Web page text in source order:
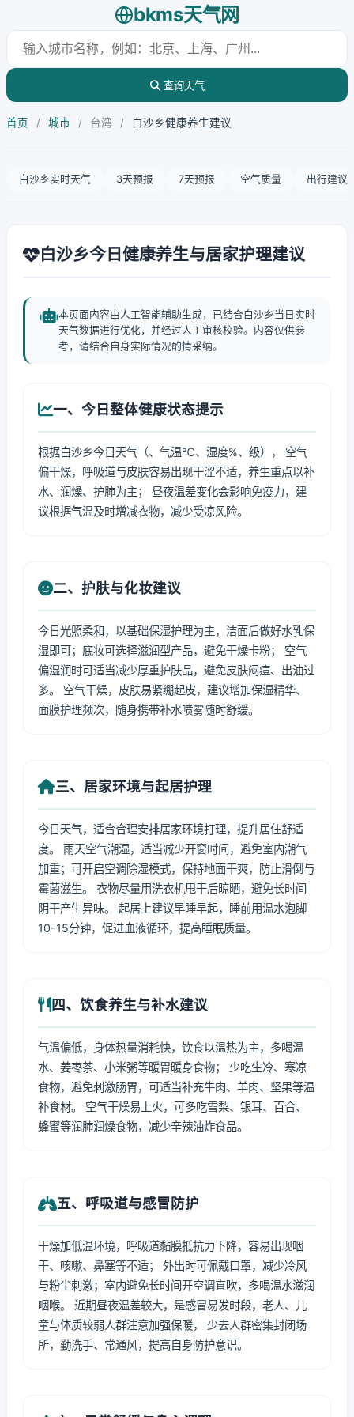
bkms天气网
查询天气
首页 / 城市 / 台湾 / 白沙乡健康养生建议
白沙乡实时天气 3天预报 7天预报 空气质量 出行建议
白沙乡今日健康养生与居家护理建议
本页面内容由人工智能辅助生成，已结合白沙乡当日实时
天气数据进行优化，并经过人工审核校验。内容仅供参
考，请结合自身实际情况酌情采纳。
一、今日整体健康状态提示
根据白沙乡今日天气（、气温℃、湿度%、级）， 空气
偏干燥，呼吸道与皮肤容易出现干涩不适，养生重点以补
水、润燥、护肺为主； 昼夜温差变化会影响免疫力，建
议根据气温及时增减衣物，减少受凉风险。
二、护肤与化妆建议
今日光照柔和，以基础保湿护理为主，洁面后做好水乳保
湿即可；底妆可选择滋润型产品，避免干燥卡粉； 空气
偏湿润时可适当减少厚重护肤品，避免皮肤闷痘、出油过
多。 空气干燥，皮肤易紧绷起皮，建议增加保湿精华、
面膜护理频次，随身携带补水喷雾随时舒缓。
三、居家环境与起居护理
今日天气，适合合理安排居家环境打理，提升居住舒适
度。 雨天空气潮湿，适当减少开窗时间，避免室内潮气
加重；可开启空调除湿模式，保持地面干爽，防止滑倒与
霉菌滋生。 衣物尽量用洗衣机甩干后晾晒，避免长时间
阴干产生异味。 起居上建议早睡早起，睡前用温水泡脚
10-15分钟，促进血液循环，提高睡眠质量。
四、饮食养生与补水建议
气温偏低，身体热量消耗快，饮食以温热为主，多喝温
水、姜枣茶、小米粥等暖胃暖身食物； 少吃生冷、寒凉
食物，避免刺激肠胃，可适当补充牛肉、羊肉、坚果等温
补食材。 空气干燥易上火，可多吃雪梨、银耳、百合、
蜂蜜等润肺润燥食物，减少辛辣油炸食品。
五、呼吸道与感冒防护
干燥加低温环境，呼吸道黏膜抵抗力下降，容易出现咽
干、咳嗽、鼻塞等不适； 外出时可佩戴口罩，减少冷风
与粉尘刺激；室内避免长时间开空调直吹，多喝温水滋润
咽喉。 近期昼夜温差较大，是感冒易发时段，老人、儿
童与体质较弱人群注意加强保暖， 少去人群密集封闭场
所，勤洗手、常通风，提高自身防护意识。